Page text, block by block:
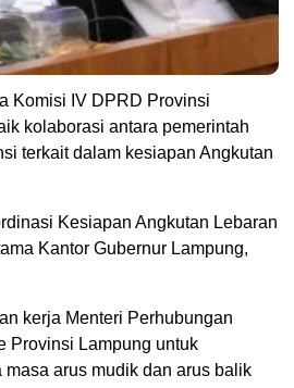
Komisi IV DPRD Provinsi
kolaborasi antara pemerintah
terkait dalam kesiapan Angkutan
Kesiapan Angkutan Lebaran
Kantor Gubernur Lampung,
kerja Menteri Perhubungan
Provinsi Lampung untuk
arus mudik dan arus balik